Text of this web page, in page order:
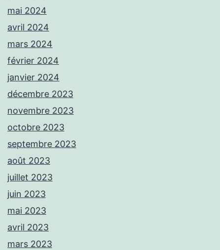
mai 2024
avril 2024
mars 2024
février 2024
janvier 2024
décembre 2023
novembre 2023
octobre 2023
septembre 2023
août 2023
juillet 2023
juin 2023
mai 2023
avril 2023
mars 2023